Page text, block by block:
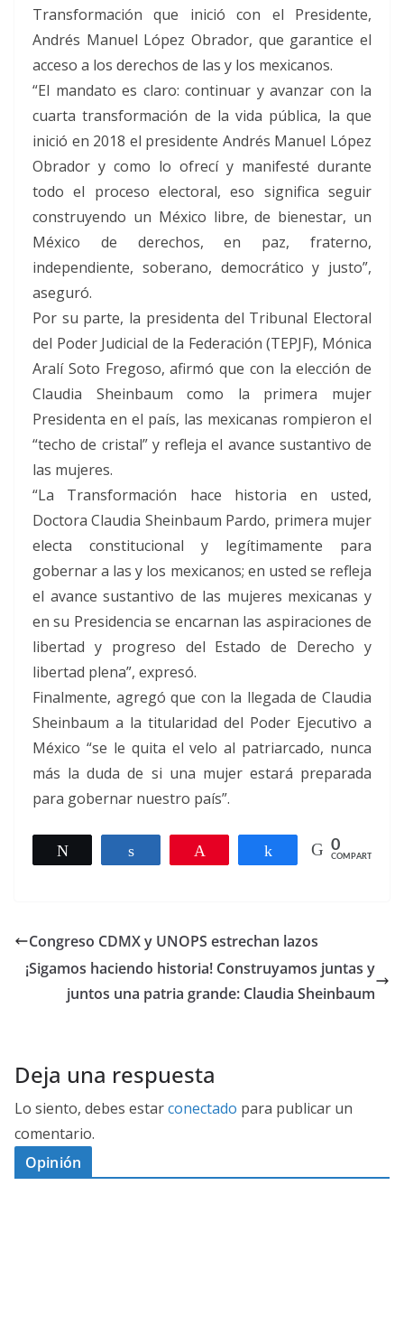
Transformación que inició con el Presidente,
Andrés Manuel López Obrador, que garantice el
acceso a los derechos de las y los mexicanos.
“El mandato es claro: continuar y avanzar con la
cuarta transformación de la vida pública, la que
inició en 2018 el presidente Andrés Manuel López
Obrador y como lo ofrecí y manifesté durante
todo el proceso electoral, eso significa seguir
construyendo un México libre, de bienestar, un
México de derechos, en paz, fraterno,
independiente, soberano, democrático y justo”,
aseguró.
Por su parte, la presidenta del Tribunal Electoral
del Poder Judicial de la Federación (TEPJF), Mónica
Aralí Soto Fregoso, afirmó que con la elección de
Claudia Sheinbaum como la primera mujer
Presidenta en el país, las mexicanas rompieron el
“techo de cristal” y refleja el avance sustantivo de
las mujeres.
“La Transformación hace historia en usted,
Doctora Claudia Sheinbaum Pardo, primera mujer
electa constitucional y legítimamente para
gobernar a las y los mexicanos; en usted se refleja
el avance sustantivo de las mujeres mexicanas y
en su Presidencia se encarnan las aspiraciones de
libertad y progreso del Estado de Derecho y
libertad plena”, expresó.
Finalmente, agregó que con la llegada de Claudia
Sheinbaum a la titularidad del Poder Ejecutivo a
México “se le quita el velo al patriarcado, nunca
más la duda de si una mujer estará preparada
para gobernar nuestro país”.
Compartir Compartir
0
COMPARTIR
Congreso CDMX y UNOPS estrechan lazos
¡Sigamos haciendo historia! Construyamos juntas y
juntos una patria grande: Claudia Sheinbaum
Deja una respuesta
Lo siento, debes estarconectado para publicar un
comentario.
Opinión